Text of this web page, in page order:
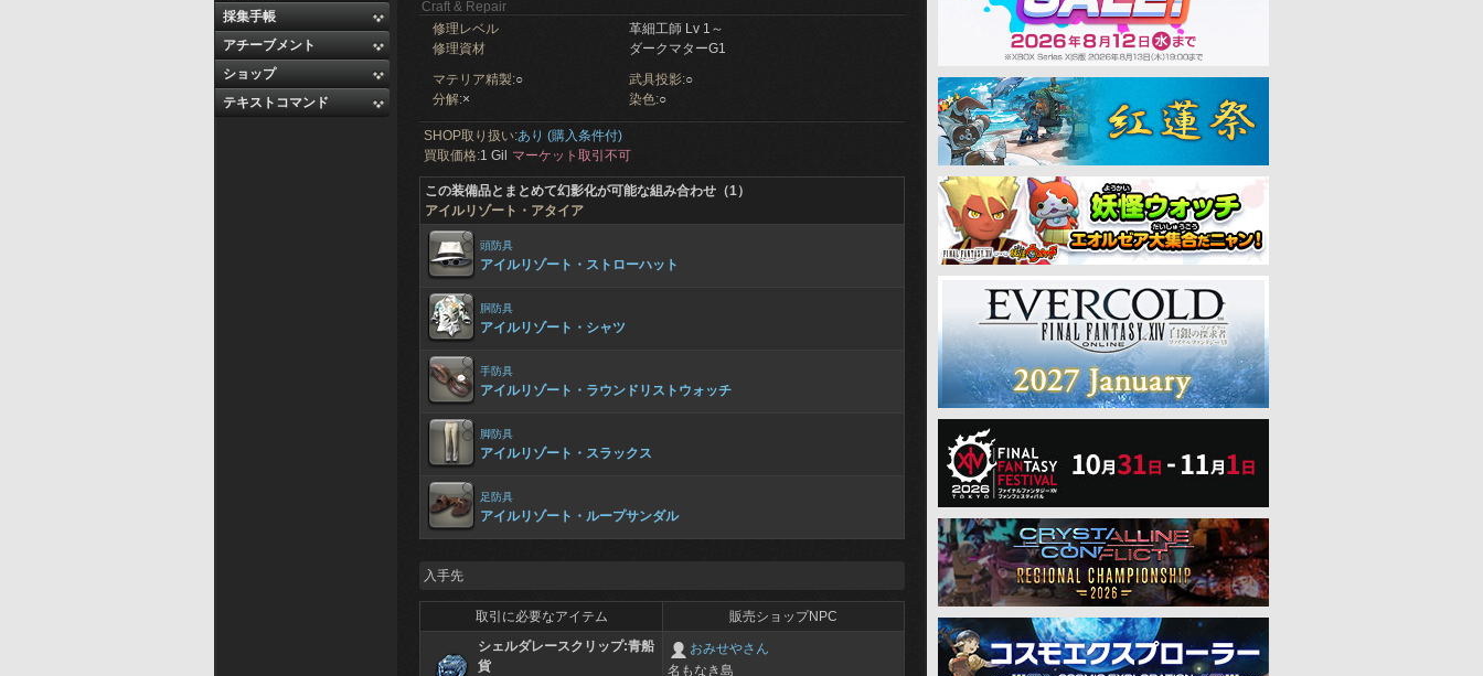
採集手帳
アチーブメント
ショップ
テキストコマンド
Craft & Repair
修理レベル
革細工師 Lv 1～
修理資材
ダークマターG1
マテリア精製:○ 武具投影:○
分解:× 染色:○
SHOP取り扱い:あり (購入条件付)
買取価格:1 Gil マーケット取引不可
この装備品とまとめて幻影化が可能な組み合わせ（1）
アイルリゾート・アタイア
頭防具
アイルリゾート・ストローハット
胴防具
アイルリゾート・シャツ
手防具
アイルリゾート・ラウンドリストウォッチ
脚防具
アイルリゾート・スラックス
足防具
アイルリゾート・ループサンダル
入手先
取引に必要なアイテム
販売ショップNPC
シェルダレースクリップ:青船
貨
おみせやさん
名もなき島